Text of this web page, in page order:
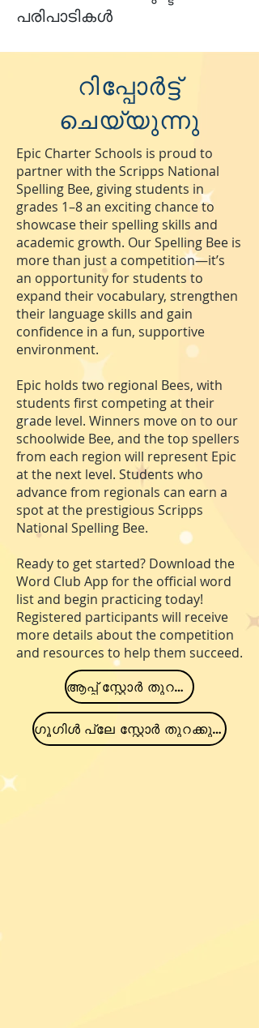
പരിപാടികൾ
റിപ്പോർട്ട്
ചെയ്യുന്നു
Epic Charter Schools is proud to
partner with the Scripps National
Spelling Bee, giving students in
grades 1–8 an exciting chance to
showcase their spelling skills and
academic growth. Our Spelling Bee is
more than just a competition—it’s
an opportunity for students to
expand their vocabulary, strengthen
their language skills and gain
confidence in a fun, supportive
environment.
Epic holds two regional Bees, with
students first competing at their
grade level. Winners move on to our
schoolwide Bee, and the top spellers
from each region will represent Epic
at the next level. Students who
advance from regionals can earn a
spot at the prestigious Scripps
National Spelling Bee.
Ready to get started? Download the
Word Club App for the official word
list and begin practicing today!
Registered participants will receive
more details about the competition
and resources to help them succeed.
ആപ്പ് സ്റ്റോർ തുറക്കുക
ഗൂഗിൾ പ്ലേ സ്റ്റോർ തുറക്കുക